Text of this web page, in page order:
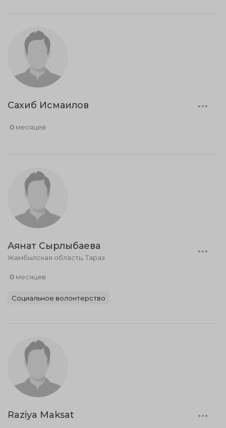
Сахиб Исмаилов
0 месяцев
Аянат Сырлыбаева
Жамбылская область, Тараз
0 месяцев
Социальное волонтерство
Raziya Maksat